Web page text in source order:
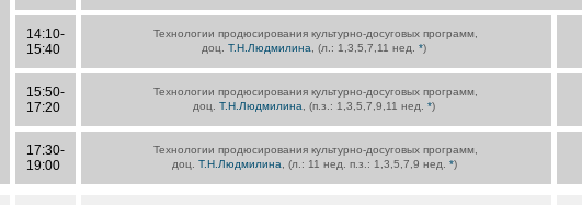
14:10-
15:40
Технологии продюсирования культурно-досуговых программ,
доц. Т.Н.Людмилина , (л.: 1,3,5,7,11 нед. *)
15:50-
17:20
Технологии продюсирования культурно-досуговых программ,
доц. Т.Н.Людмилина , (п.з.: 1,3,5,7,9,11 нед. *)
17:30-
19:00
Технологии продюсирования культурно-досуговых программ,
доц. Т.Н.Людмилина , (л.: 11 нед. п.з.: 1,3,5,7,9 нед. *)